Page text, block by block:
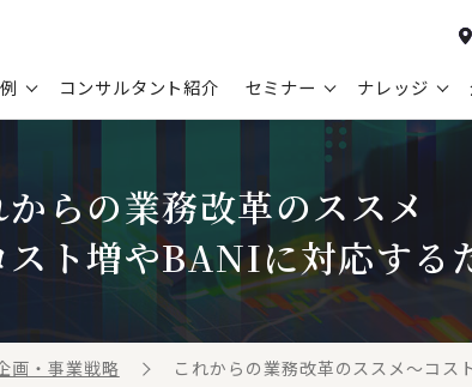
コンサルタント紹介 セミナー ナレッジ
ービス
例
新規事業開
M&A支援
グループ・
ガバナンス
マーケティ
申込み受付
配信中のセ
過去のセミ
集
経営全般
経営企画・
経営管理・
人事
会社概要
トップメッ
コンプライ
レイヤーズ
ニュース
メディア掲
からの業務改革のススメ
スト増やBANIに対応する
画・事業戦略 これからの業務改革のススメ～コス